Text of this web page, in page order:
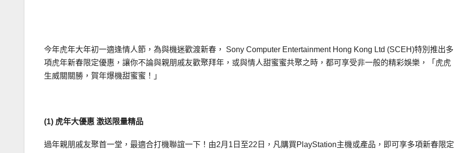
今年虎年大年初一適逢情人節，為與機迷歡渡新春， Sony Computer Entertainment Hong Kong Ltd (SCEH)特別推出多
項虎年新春限定優惠，讓你不論與親朋戚友歡聚拜年，或與情人甜蜜蜜共聚之時，都可享受非一般的精彩娛樂，「虎虎
生威關關勝，賀年爆機甜蜜蜜！」
(1) 虎年大優惠 激送限量精品
過年親朋戚友聚首一堂，最適合打機聯誼一下！由2月1日至22日，凡購買PlayStation主機或產品，即可享多項新春限定